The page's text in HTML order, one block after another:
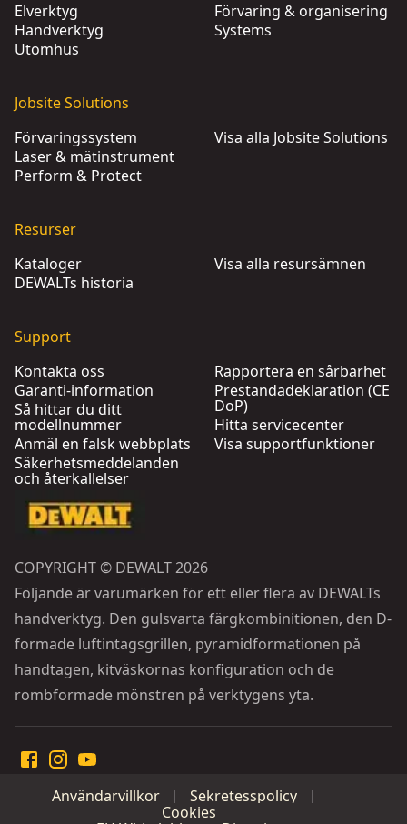
Elverktyg
Handverktyg
Utomhus
Förvaring & organisering
Systems
Jobsite Solutions
Förvaringssystem
Laser & mätinstrument
Perform & Protect
Visa alla Jobsite Solutions
Resurser
Kataloger
DEWALTs historia
Visa alla resursämnen
Support
Kontakta oss
Garanti-information
Så hittar du ditt
modellnummer
Anmäl en falsk webbplats
Säkerhetsmeddelanden
och återkallelser
Rapportera en sårbarhet
Prestandadeklaration (CE
DoP)
Hitta servicecenter
Visa supportfunktioner
COPYRIGHT © DEWALT 2026
Följande är varumärken för ett eller flera av DEWALTs
handverktyg. Den gulsvarta färgkombinitionen, den D-
formade luftintagsgrillen, pyramidformationen på
handtagen, kitväskornas konfiguration och de
rombformade mönstren på verktygens yta.
Användarvillkor
Sekretesspolicy
Cookies